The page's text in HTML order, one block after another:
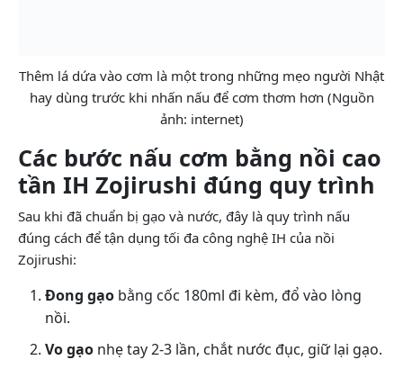
Thêm lá dứa vào cơm là một trong những mẹo người Nhật
hay dùng trước khi nhấn nấu để cơm thơm hơn (Nguồn
ảnh: internet)
Các bước nấu cơm bằng nồi cao
tần IH Zojirushi đúng quy trình
Sau khi đã chuẩn bị gạo và nước, đây là quy trình nấu
đúng cách để tận dụng tối đa công nghệ IH của nồi
Zojirushi:
Đong gạo bằng cốc 180ml đi kèm, đổ vào lòng
nồi.
Vo gạo nhẹ tay 2-3 lần, chắt nước đục, giữ lại gạo.